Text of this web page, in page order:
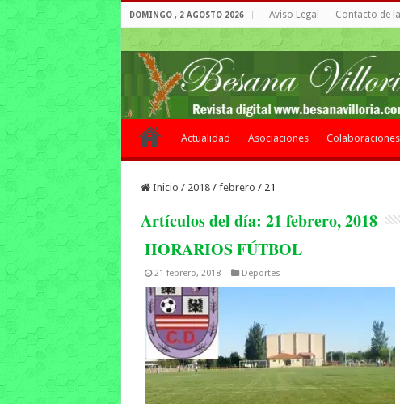
DOMINGO , 2 AGOSTO 2026 Aviso Legal Contacto de
Actualidad Asociaciones Colaboraciones
Inicio / 2018 / febrero / 21
Artículos del día: 21 febrero, 2018
HORARIOS FÚTBOL
21 febrero, 2018 Deportes